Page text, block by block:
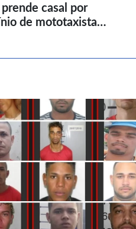
prende casal por
de mototaxista…